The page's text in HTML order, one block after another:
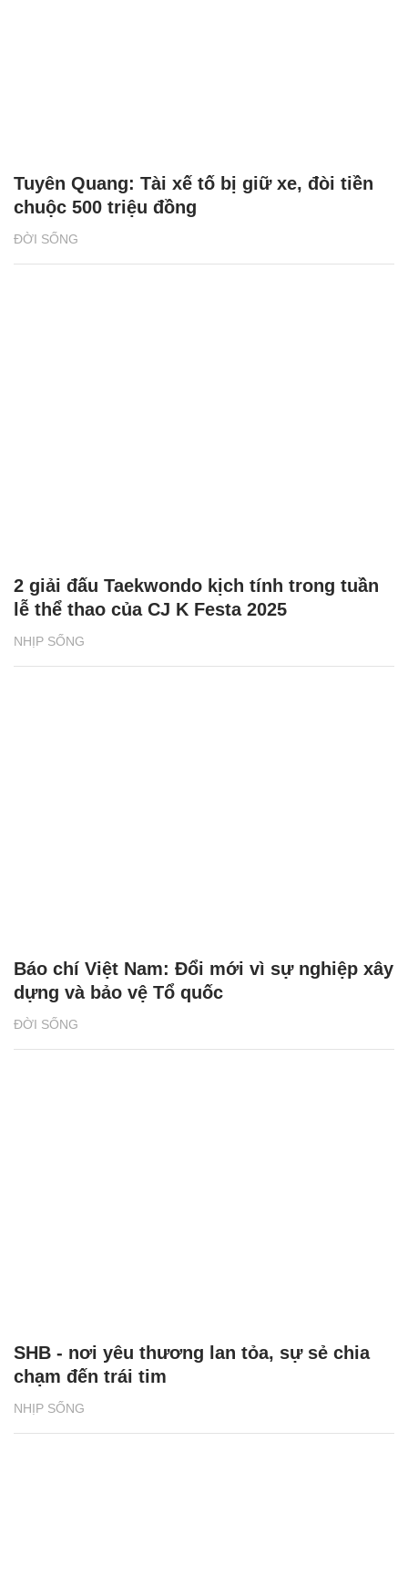
ĐỜI SỐNG
Tuyên Quang: Tài xế tố bị giữ xe, đòi tiền
chuộc 500 triệu đồng
NHỊP SỐNG
2 giải đấu Taekwondo kịch tính trong tuần
lễ thể thao của CJ K Festa 2025
ĐỜI SỐNG
Báo chí Việt Nam: Đổi mới vì sự nghiệp xây
dựng và bảo vệ Tổ quốc
NHỊP SỐNG
SHB - nơi yêu thương lan tỏa, sự sẻ chia
chạm đến trái tim